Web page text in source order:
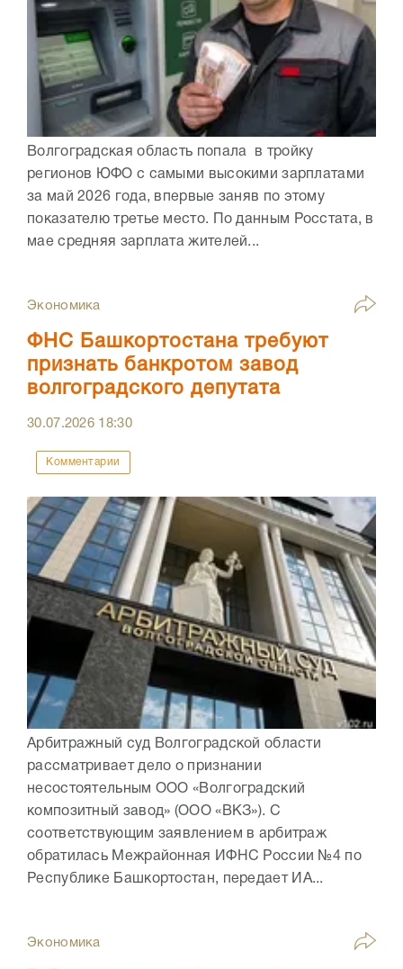
Волгоградская область попала в тройку
регионов ЮФО с самыми высокими зарплатами
за май 2026 года, впервые заняв по этому
показателю третье место. По данным Росстата, в
мае средняя зарплата жителей...
Экономика
ФНС Башкортостана требуют
признать банкротом завод
волгоградского депутата
30.07.2026 18:30
Комментарии
Арбитражный суд Волгоградской области
рассматривает дело о признании
несостоятельным ООО «Волгоградский
композитный завод» (ООО «ВКЗ»). С
соответствующим заявлением в арбитраж
обратилась Межрайонная ИФНС России №4 по
Республике Башкортостан, передает ИА...
Экономика